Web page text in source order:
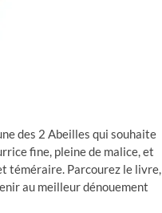
des 2 Abeilles qui souhaite
fine, pleine de malice, et
téméraire. Parcourez le livre,
au meilleur dénouement